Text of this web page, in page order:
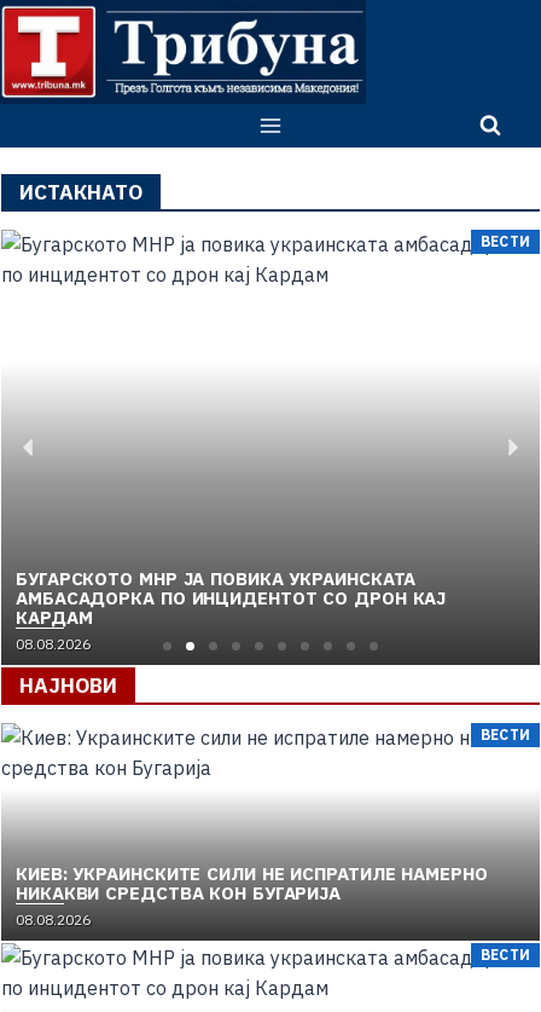
ИСТАКНАТО
ВЕСТИ
БУГАРСКОТО МНР ЈА ПОВИКА УКРАИНСКАТА
АМБАСАДОРКА ПО ИНЦИДЕНТОТ СО ДРОН КАЈ
КАРДАМ
08.08.2026
НАЈНОВИ
ВЕСТИ
КИЕВ: УКРАИНСКИТЕ СИЛИ НЕ ИСПРАТИЛЕ НАМЕРНО
НИКАКВИ СРЕДСТВА КОН БУГАРИЈА
08.08.2026
ВЕСТИ